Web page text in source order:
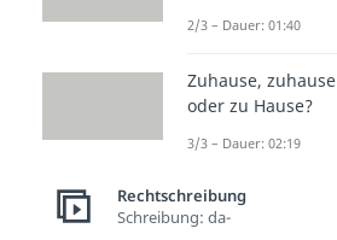
2/3 – Dauer: 01:40
Zuhause, zuhause
oder zu Hause?
3/3 – Dauer: 02:19
Rechtschreibung
Schreibung: da-